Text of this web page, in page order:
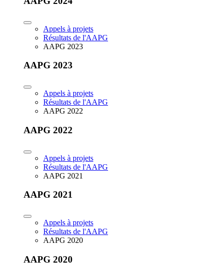
Appels à projets
Résultats de l'AAPG
AAPG 2023
AAPG 2023
Appels à projets
Résultats de l'AAPG
AAPG 2022
AAPG 2022
Appels à projets
Résultats de l'AAPG
AAPG 2021
AAPG 2021
Appels à projets
Résultats de l'AAPG
AAPG 2020
AAPG 2020